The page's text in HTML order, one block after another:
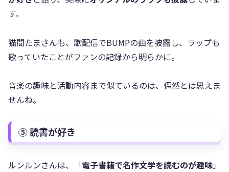
す。
猫間たまさんも、歌配信でBUMPの曲を披露し、ラップも
歌っていたことがファンの記録から明らかに。
音楽の趣味と活動内容まで似ているのは、偶然とは思えま
せんね。
⑤ 読書が好き
ルンルンさんは、「電子書籍で名作文学を読むのが趣味」